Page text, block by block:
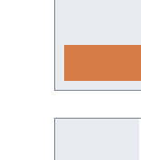
durch die
des 19.